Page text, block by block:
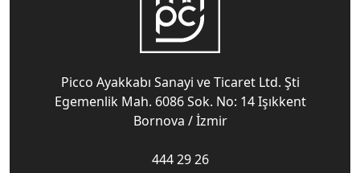
Picco Ayakkabı Sanayi ve Ticaret Ltd. Şti
Egemenlik Mah. 6086 Sok. No: 14 Işıkkent
Bornova / İzmir
444 29 26